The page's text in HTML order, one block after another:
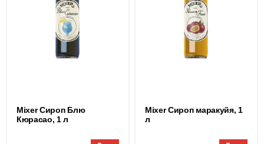
Mixer Сироп Блю
Кюрасао, 1 л
Mixer Сироп маракуйя, 1
л